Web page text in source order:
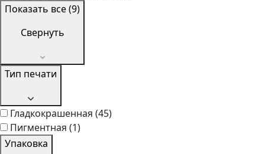
Показать все (9)
Свернуть
Тип печати
Гладкокрашенная (45)
Пигментная (1)
Упаковка